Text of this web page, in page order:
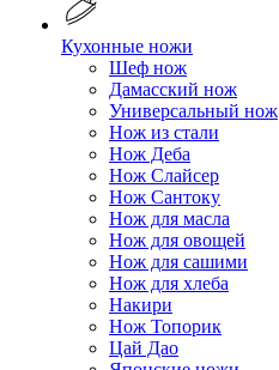
Кухонные ножи
Шеф нож
Дамасский нож
Универсальный нож
Нож из стали
Нож Деба
Нож Слайсер
Нож Сантоку
Нож для масла
Нож для овощей
Нож для сашими
Нож для хлеба
Накири
Нож Топорик
Цай Дао